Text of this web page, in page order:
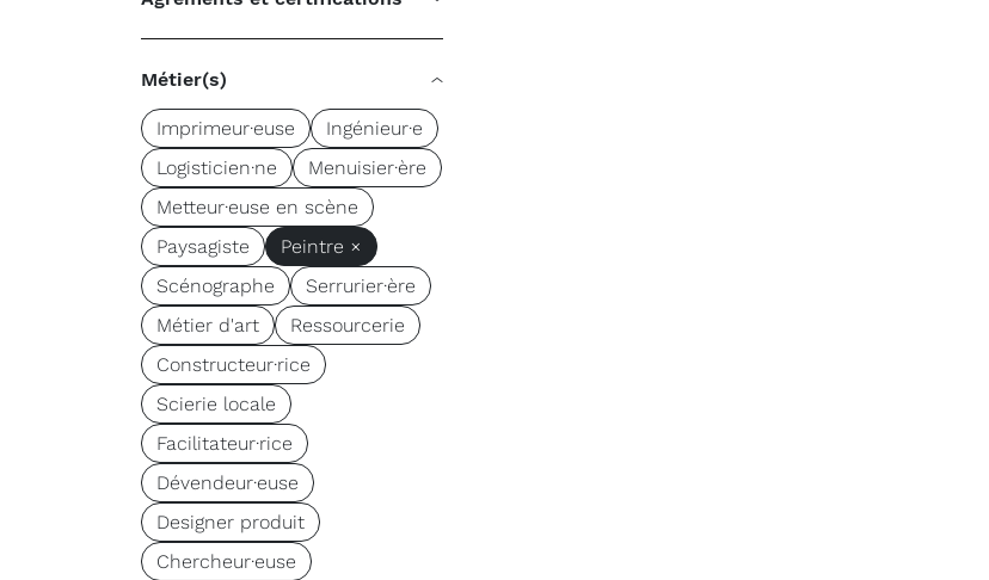
Métier(s)
Imprimeur·euse
Ingénieur·e
Logisticien·ne
Menuisier·ère
Metteur·euse en scène
Paysagiste
Peintre ×
Scénographe
Serrurier·ère
Métier d'art
Ressourcerie
Constructeur·rice
Scierie locale
Facilitateur·rice
Dévendeur·euse
Designer produit
Chercheur·euse